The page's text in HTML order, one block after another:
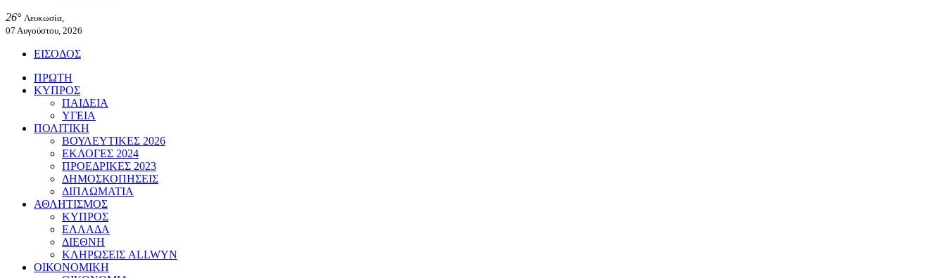
26° Λευκωσία,
07 Αυγούστου, 2026
ΕΙΣΟΔΟΣ
ΠΡΩΤΗ
ΚΥΠΡΟΣ
ΠΑΙΔΕΙΑ
ΥΓΕΙΑ
ΠΟΛΙΤΙΚΗ
ΒΟΥΛΕΥΤΙΚΕΣ 2026
ΕΚΛΟΓΕΣ 2024
ΠΡΟΕΔΡΙΚΕΣ 2023
ΔΗΜΟΣΚΟΠΗΣΕΙΣ
ΔΙΠΛΩΜΑΤΙΑ
ΑΘΛΗΤΙΣΜΟΣ
ΚΥΠΡΟΣ
ΕΛΛΑΔΑ
ΔΙΕΘΝΗ
ΚΛΗΡΩΣΕΙΣ ALLWYN
ΟΙΚΟΝΟΜΙΚΗ